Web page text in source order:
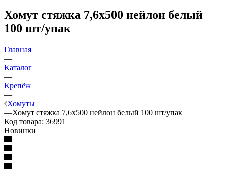
Хомут стяжка 7,6х500 нейлон белый
100 шт/упак
Главная
—
Каталог
—
Крепёж
—
Хомуты
—Хомут стяжка 7,6х500 нейлон белый 100 шт/упак
Код товара: 36991
Новинки